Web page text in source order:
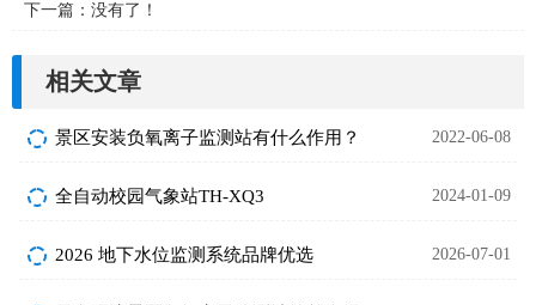
下一篇：没有了！
相关文章
景区安装负氧离子监测站有什么作用？ 2022-06-08
全自动校园气象站TH-XQ3 2024-01-09
2026 地下水位监测系统品牌优选 2026-07-01